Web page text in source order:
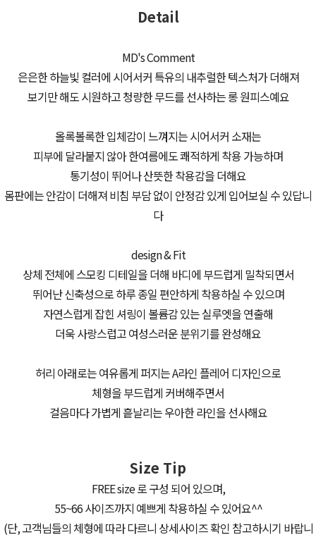
Detail
MD's Comment
은은한 하늘빛 컬러에 시어서커 특유의 내추럴한 텍스처가 더해져
보기만 해도 시원하고 청량한 무드를 선사하는 롱 원피스예요
올록볼록한 입체감이 느껴지는 시어서커 소재는
피부에 달라붙지 않아 한여름에도 쾌적하게 착용 가능하며
통기성이 뛰어나 산뜻한 착용감을 더해요
몸판에는 안감이 더해져 비침 부담 없이 안정감 있게 입어보실 수 있답니
다
design & Fit
상체 전체에 스모킹 디테일을 더해 바디에 부드럽게 밀착되면서
뛰어난 신축성으로 하루 종일 편안하게 착용하실 수 있으며
자연스럽게 잡힌 셔링이 볼륨감 있는 실루엣을 연출해
더욱 사랑스럽고 여성스러운 분위기를 완성해요
허리 아래로는 여유롭게 퍼지는 A라인 플레어 디자인으로
체형을 부드럽게 커버해주면서
걸음마다 가볍게 흩날리는 우아한 라인을 선사해요
Size Tip
FREE size 로 구성 되어 있으며,
55~66 사이즈까지 예쁘게 착용하실 수 있어요^^
(단, 고객님들의 체형에 따라 다르니 상세사이즈 확인 참고하시기 바랍니